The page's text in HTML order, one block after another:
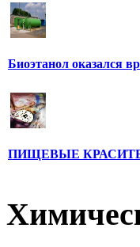
Биоэтанол оказался
ПИЩЕВЫЕ